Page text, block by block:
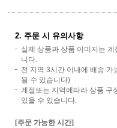
2. 주문 시 유의사항
실제 상품과 상품 이미지는
니다.
전 지역 3시간 이내에 배송 가
될 수 있습니다)
계절또는 지역에따라 상품 구
있을 수 있습니다.
[주문 가능한 시간]